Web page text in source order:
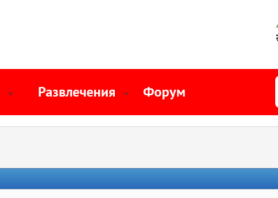
Развлечения Форум